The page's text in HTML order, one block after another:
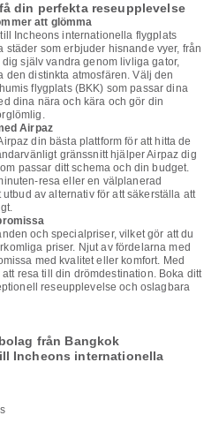
din perfekta reseupplevelse
att glömma
Incheons internationella flygplats
städer som erbjuder hisnande vyer, från
själv vandra genom livliga gator,
den distinkta atmosfären. Välj den
flygplats (BKK) som passar dina
dina nära och kära och gör din
Airpaz
din bästa plattform för att hitta de
gränssnitt hjälper Airpaz dig
passar ditt schema och din budget.
resa eller en välplanerad
av alternativ för att säkerställa att
och specialpriser, vilket gör att du
priser. Njut av fördelarna med
med kvalitet eller komfort. Med
resa till din drömdestination. Boka ditt
reseupplevelse och oslagbara
från Bangkok
Incheons internationella